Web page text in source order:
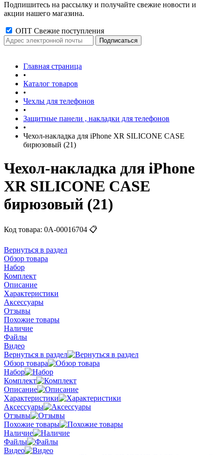
Подпишитесь на рассылку и получайте свежие новости и
акции нашего магазина.
ОПТ Свежие поступления
Главная страница
•
Каталог товаров
•
Чехлы для телефонов
•
Защитные панели , накладки для телефонов
•
Чехол-накладка для iPhone XR SILICONE CASE
бирюзовый (21)
Чехол-накладка для iPhone
XR SILICONE CASE
бирюзовый (21)
Код товара: 0А-00016704 📋
Вернуться в раздел
Обзор товара
Набор
Комплект
Описание
Характеристики
Аксессуары
Отзывы
Похожие товары
Наличие
Файлы
Видео
Вернуться в раздел
Обзор товара
Набор
Комплект
Описание
Характеристики
Аксессуары
Отзывы
Похожие товары
Наличие
Файлы
Видео